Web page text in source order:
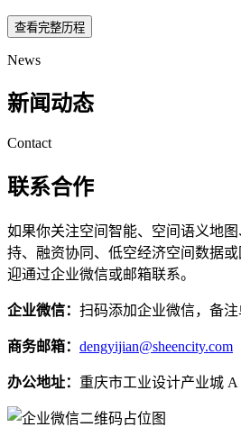
查看完整历程
News
新闻动态
Contact
联系合作
如果你关注空间智能、空间语义地
持、融资协同、低空经济空间数据
迎通过企业微信或邮箱联系。
企业微信： 扫码添加企业微信，备
商务邮箱： dengyijian@sheencity.com
办公地址： 重庆市工业设计产业城 A